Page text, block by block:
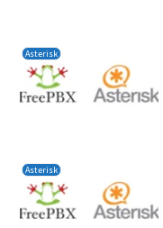
Asterisk
Asterisk